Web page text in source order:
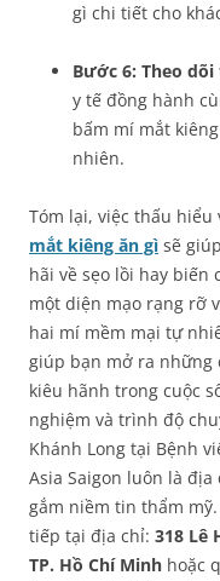
gì chi tiết cho
Bước 6: Theo
y tế đồng hành
bấm mí mắt
nhiên.
Tóm lại, việc thấu
mắt kiêng ăn gì sẽ
hãi về sẹo lồi hay
một diện mạo rạng rỡ
hai mí mềm mại tự
giúp bạn mở ra những
kiêu hãnh trong cuộc
nghiệm và trình độ
Khánh Long tại Bệnh
Asia Saigon luôn là
gắm niềm tin thẩm
tiếp tại địa chỉ: 318 Lê
TP. Hồ Chí Minh hoặc